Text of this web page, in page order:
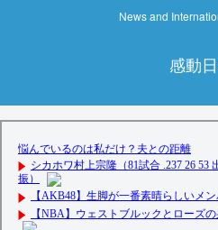
News and
感動